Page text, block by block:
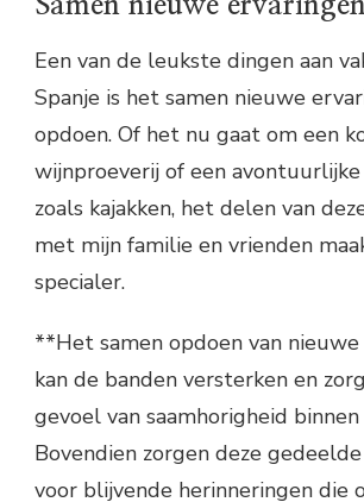
Een van de leukste dingen aan
Spanje is het samen nieuwe
opdoen. Of het nu gaat om een
wijnproeverij of een
zoals kajakken, het delen van
met mijn familie en vrienden
specialer.
**Het samen opdoen van
kan de banden versterken en
gevoel van saamhorigheid
Bovendien zorgen deze
voor blijvende herinneringen die